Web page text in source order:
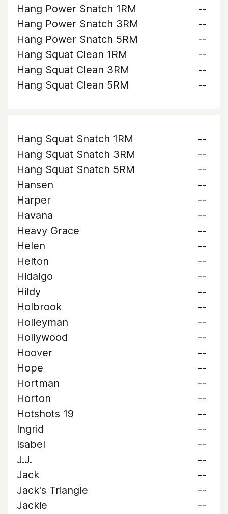
Hang Power Snatch 1RM
--
Hang Power Snatch 3RM
--
Hang Power Snatch 5RM
--
Hang Squat Clean 1RM
--
Hang Squat Clean 3RM
--
Hang Squat Clean 5RM
--
Hang Squat Snatch 1RM
--
Hang Squat Snatch 3RM
--
Hang Squat Snatch 5RM
--
Hansen
--
Harper
--
Havana
--
Heavy Grace
--
Helen
--
Helton
--
Hidalgo
--
Hildy
--
Holbrook
--
Holleyman
--
Hollywood
--
Hoover
--
Hope
--
Hortman
--
Horton
--
Hotshots 19
--
Ingrid
--
Isabel
--
J.J.
--
Jack
--
Jack's Triangle
--
Jackie
--